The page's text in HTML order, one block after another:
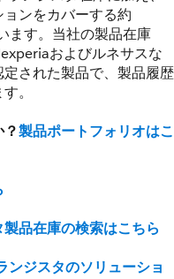
ンをカバーする約
ます。当社の製品在庫
およびルネサスな
された製品で、製品履歴
。
製品ポートフォリオはこ
品在庫の検索はこちら
ンジスタのソリューショ